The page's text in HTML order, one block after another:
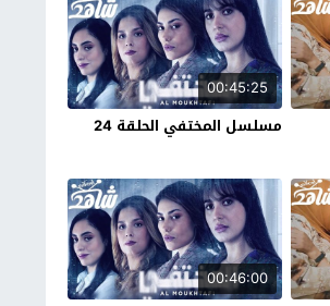
00:45:25
مسلسل المختفي الحلقة 24
00:46:00